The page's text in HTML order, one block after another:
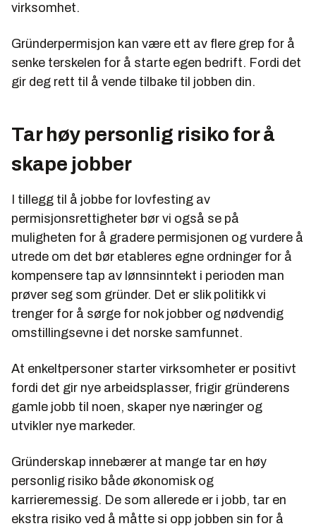
virksomhet.
Gründerpermisjon kan være ett av flere grep for å
senke terskelen for å starte egen bedrift. Fordi det
gir deg rett til å vende tilbake til jobben din.
Tar høy personlig risiko for å
skape jobber
I tillegg til å jobbe for lovfesting av
permisjonsrettigheter bør vi også se på
muligheten for å gradere permisjonen og vurdere å
utrede om det bør etableres egne ordninger for å
kompensere tap av lønnsinntekt i perioden man
prøver seg som gründer. Det er slik politikk vi
trenger for å sørge for nok jobber og nødvendig
omstillingsevne i det norske samfunnet.
At enkeltpersoner starter virksomheter er positivt
fordi det gir nye arbeidsplasser, frigir gründerens
gamle jobb til noen, skaper nye næringer og
utvikler nye markeder.
Gründerskap innebærer at mange tar en høy
personlig risiko både økonomisk og
karrieremessig. De som allerede er i jobb, tar en
ekstra risiko ved å måtte si opp jobben sin for å